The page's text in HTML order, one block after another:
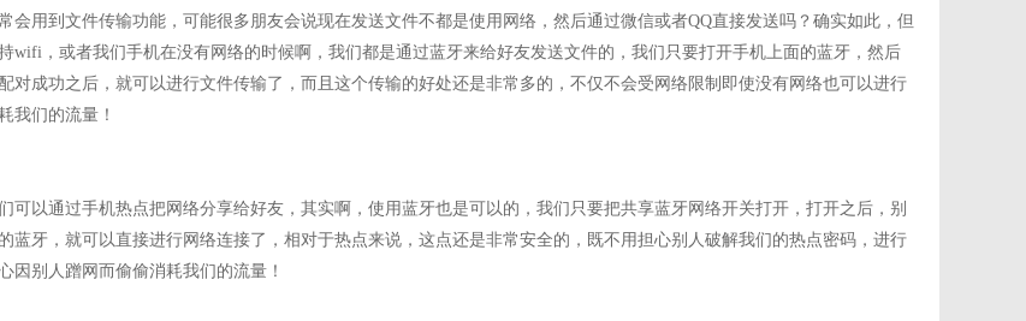
会用到文件传输功能，可能很多朋友会说现在发送文件不都是使用网络，然后通过微信或者QQ直接发送吗？确实如此，但
wifi，或者我们手机在没有网络的时候啊，我们都是通过蓝牙来给好友发送文件的，我们只要打开手机上面的蓝牙，然后
对成功之后，就可以进行文件传输了，而且这个传输的好处还是非常多的，不仅不会受网络限制即使没有网络也可以进行
我们的流量！
可以通过手机热点把网络分享给好友，其实啊，使用蓝牙也是可以的，我们只要把共享蓝牙网络开关打开，打开之后，别
蓝牙，就可以直接进行网络连接了，相对于热点来说，这点还是非常安全的，既不用担心别人破解我们的热点密码，进行
因别人蹭网而偷偷消耗我们的流量！